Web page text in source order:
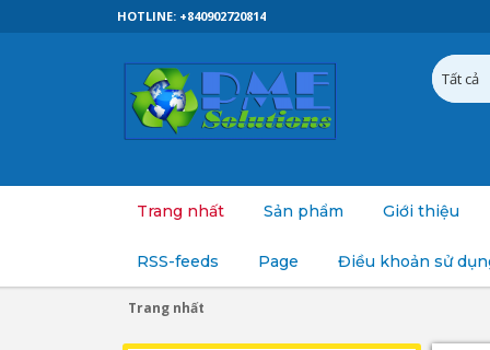
HOTLINE: +840902720814
Trang nhất Sản phẩm Giới thiệu
RSS-feeds Page Điều khoản sử
Trang nhất